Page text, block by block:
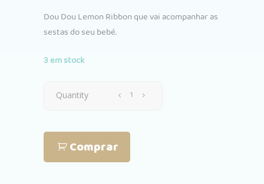
original
era:
atual
é:
Dou Dou Lemon Ribbon que vai acompanhar as
sestas do seu bebé.
3 em stock
Dou
Lemon
Quantity
Comprar